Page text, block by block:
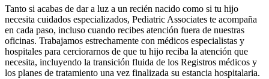
Tanto si acabas de dar a luz a un recién nacido como si tu hijo
necesita cuidados especializados, Pediatric Associates te acompaña
en cada paso, incluso cuando recibes atención fuera de nuestras
oficinas. Trabajamos estrechamente con médicos especialistas y
hospitales para cerciorarnos de que tu hijo reciba la atención que
necesita, incluyendo la transición fluida de los Registros médicos y
los planes de tratamiento una vez finalizada su estancia hospitalaria.